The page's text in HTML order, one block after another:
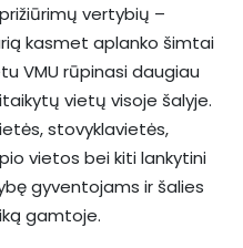
vertybių –
kasmet aplanko šimtai
VMU rūpinasi daugiau
vietų visoje šalyje.
stovyklavietės,
vietos bei kiti lankytini
gyventojams ir šalies
gamtoje.